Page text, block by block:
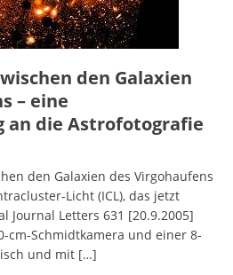
den Galaxien
– eine
an die Astrofotografie
den Galaxien des Virgohaufens
Licht (ICL), das jetzt
Journal Letters 631 [20.9.2005]
cm-Schmidtkamera und einer 8-
und mit […]